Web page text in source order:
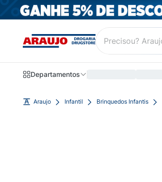
Departamentos
Araujo Infantil Brinquedos Infantis